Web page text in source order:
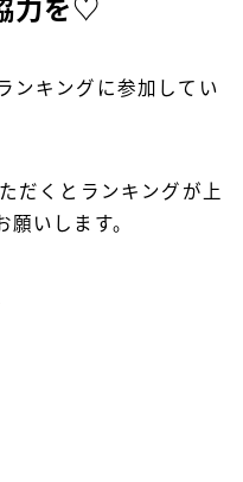
力を♡
ンキングに参加してい
だくとランキングが上
いします。